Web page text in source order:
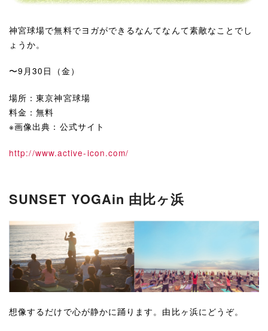
神宮球場で無料でヨガができるなんてなんて素敵なことでし
ょうか。
〜9月30日（金）
場所：東京神宮球場
料金：無料
※画像出典：公式サイト
http://www.active-icon.com/
SUNSET YOGAin 由比ヶ浜
想像するだけで心が静かに踊ります。由比ヶ浜にどうぞ。